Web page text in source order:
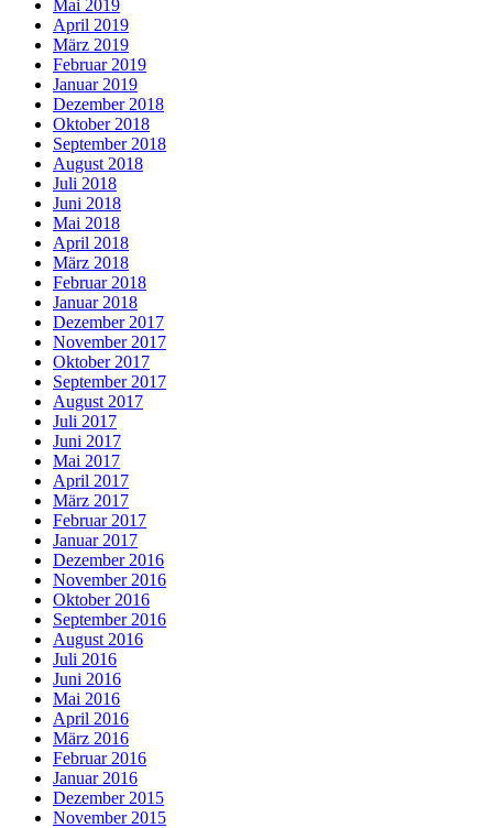
Mai 2019
April 2019
März 2019
Februar 2019
Januar 2019
Dezember 2018
Oktober 2018
September 2018
August 2018
Juli 2018
Juni 2018
Mai 2018
April 2018
März 2018
Februar 2018
Januar 2018
Dezember 2017
November 2017
Oktober 2017
September 2017
August 2017
Juli 2017
Juni 2017
Mai 2017
April 2017
März 2017
Februar 2017
Januar 2017
Dezember 2016
November 2016
Oktober 2016
September 2016
August 2016
Juli 2016
Juni 2016
Mai 2016
April 2016
März 2016
Februar 2016
Januar 2016
Dezember 2015
November 2015